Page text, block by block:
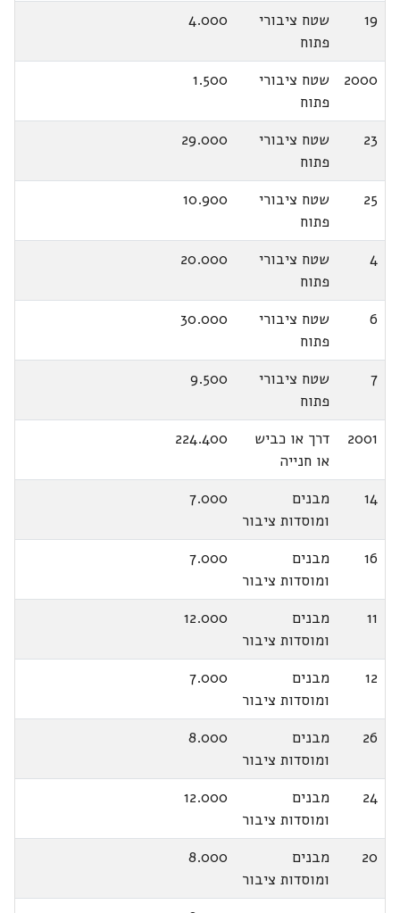
19
שטח ציבורי
פתוח
4.000
2000
שטח ציבורי
פתוח
1.500
23
שטח ציבורי
פתוח
29.000
25
שטח ציבורי
פתוח
10.900
4
שטח ציבורי
פתוח
20.000
6
שטח ציבורי
פתוח
30.000
7
שטח ציבורי
פתוח
9.500
2001
דרך או כביש
או חנייה
224.400
14
מבנים
ומוסדות ציבור
7.000
16
מבנים
ומוסדות ציבור
7.000
11
מבנים
ומוסדות ציבור
12.000
12
מבנים
ומוסדות ציבור
7.000
26
מבנים
ומוסדות ציבור
8.000
24
מבנים
ומוסדות ציבור
12.000
20
מבנים
ומוסדות ציבור
8.000